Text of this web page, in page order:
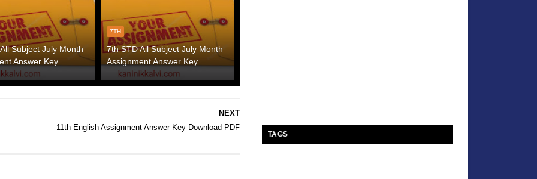
Subject July Month
Answer Key
7TH
7th STD All Subject July Month
Assignment Answer Key
NEXT
11th English Assignment Answer Key Download PDF
TAGS